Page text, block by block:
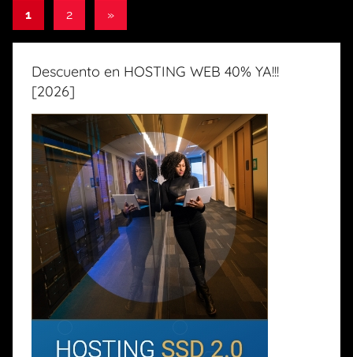
Navegación
de
entradas
1 2
Next
»
Descuento en HOSTING WEB 40% YA!!!
[2026]